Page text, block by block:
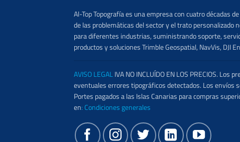
Al-Top Topografía es una empresa con cuatro décadas
de las problemáticas del sector y el trato
para diferentes industrias, suministrando soporte,
productos y soluciones Trimble Geospatial, NavVis, DJI
AVISO LEGALIVA NO INCLUÍDO EN LOS PRECIOS.
eventuales errores tipográficos detectados. Los envíos
Portes pagados a las Islas Canarias para compras
en: Condiciones generales